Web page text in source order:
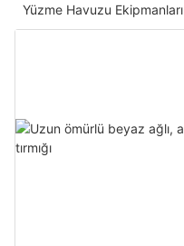
Yüzme Havuzu Ekipmanları